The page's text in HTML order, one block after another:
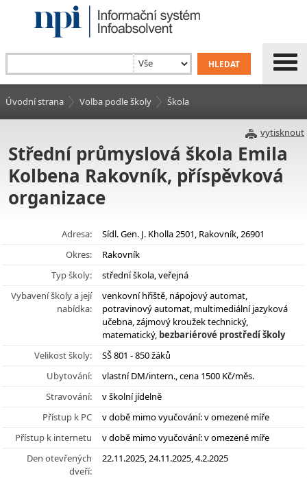
Úvodní strana Volba podle školy Škola
vytisknout
Střední průmyslová škola Emila
Kolbena Rakovník, příspěvková
organizace
Adresa:
Sídl. Gen. J. Kholla 2501, Rakovník, 26901
Okres:
Rakovník
Typ školy:
střední škola, veřejná
Vybavení školy a její
nabídka:
venkovní hřiště, nápojový automat,
potravinový automat, multimediální jazyková
učebna, zájmový kroužek technický,
matematický, bezbariérové prostředí školy
Velikost školy:
SŠ 801 - 850 žáků
Ubytování:
vlastní DM/intern., cena 1500 Kč/měs.
Stravování:
v školní jídelně
Přístup k PC
v době mimo vyučování: v omezené míře
Přístup k internetu
v době mimo vyučování: v omezené míře
Den otevřených
dveří:
22.11.2025, 24.11.2025, 4.2.2025